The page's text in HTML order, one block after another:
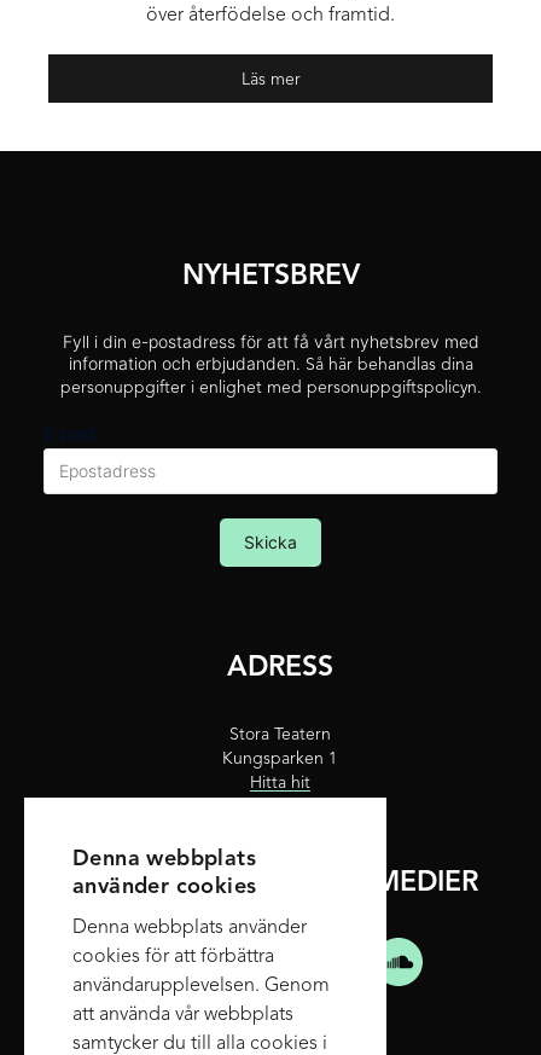
över återfödelse och framtid.
Läs mer
NYHETSBREV
Fyll i din e-postadress för att få vårt nyhetsbrev med
information och erbjudanden. Så här behandlas dina
personuppgifter i enlighet med personuppgiftspolicyn.
E-post
Skicka
ADRESS
Stora Teatern
Kungsparken 1
Hitta hit
FÖLJ OSS PÅ SOCIALA MEDIER
Denna webbplats
använder cookies
Denna webbplats använder
cookies för att förbättra
användarupplevelsen. Genom
att använda vår webbplats
samtycker du till alla cookies i